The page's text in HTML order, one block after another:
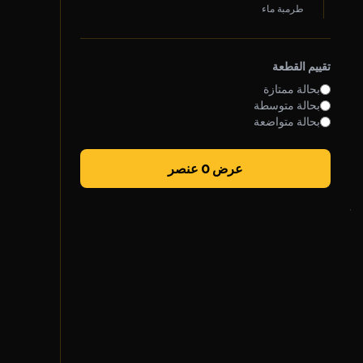
طرمبة ماء
تقييم القطعة
بحالة ممتازة
بحالة متوسطة
بحالة متواضعة
عرض 0 عنصر
روابط سريعة
سياسة الخصوصية
الشروط والأحكام
سياسة الشحن
الضمان والإرجاع